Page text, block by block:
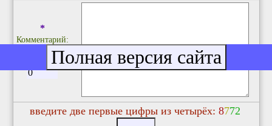
*
Комментарий:
(до 2048
символов)
введите две первые цифры из четырёх: 8772